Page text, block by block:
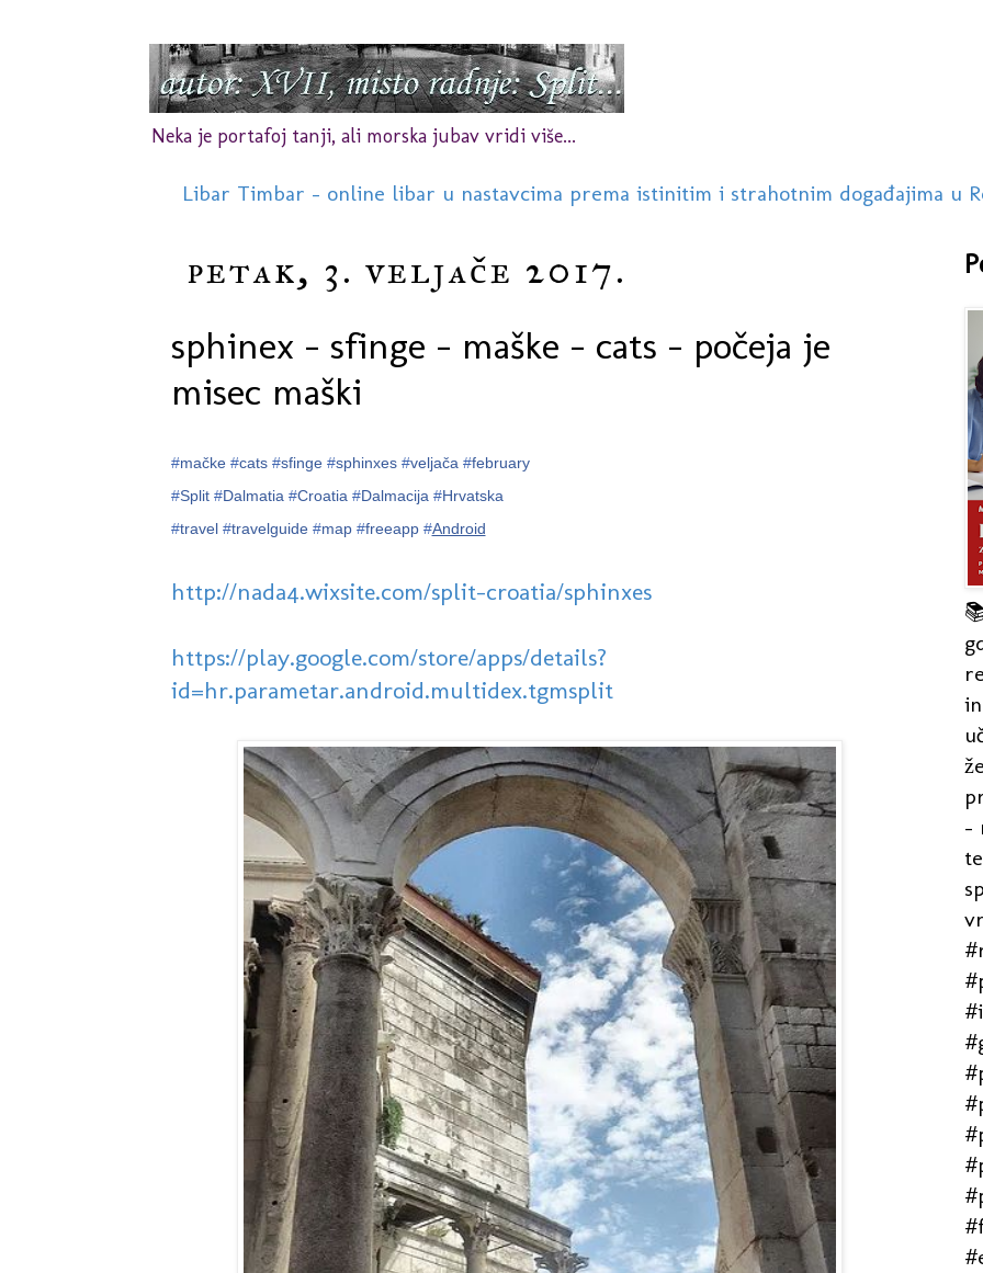
Neka je portafoj tanji, ali morska jubav vridi više...
Libar Timbar - online libar u nastavcima prema istinitim i strahotnim događajima u
petak, 3. veljače 2017.
sphinex - sfinge - maške - cats - počeja je
misec maški
#mačke #cats #sfinge #sphinxes #veljača #february
#Split #Dalmatia #Croatia #Dalmacija #Hrvatska
#travel #travelguide #map #freeapp #Android
http://nada4.wixsite.com/split-croatia/sphinxes
https://play.google.com/store/apps/details?
id=hr.parametar.android.multidex.tgmsplit
-